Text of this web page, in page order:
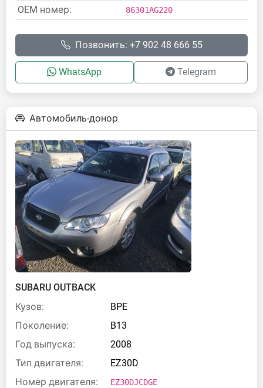
OEM номер:
86301AG220
Позвонить: +7 902 48 666 55
WhatsApp Telegram
Автомобиль-донор
SUBARU OUTBACK
Кузов:
BPE
Поколение:
B13
Год выпуска:
2008
Тип двигателя:
EZ30D
Номер двигателя:
EZ30DJCDGE